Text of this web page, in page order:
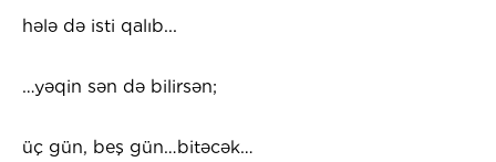
hələ də isti qalıb...
…yəqin sən də bilirsən;
üç gün, beş gün…bitəcək…